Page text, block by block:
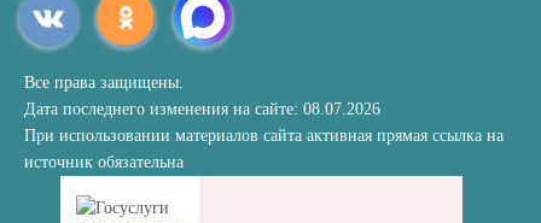
Все права защищены.
Дата последнего изменения на сайте: 08.07.2026
При использовании материалов сайта активная прямая ссылка на
источник обязательна